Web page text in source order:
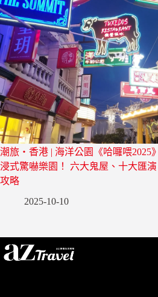
潮旅・香港 | 海洋公園《哈囉喂2025
浸式驚嚇樂園！ 六大鬼屋、十大匯
攻略
2025-10-10